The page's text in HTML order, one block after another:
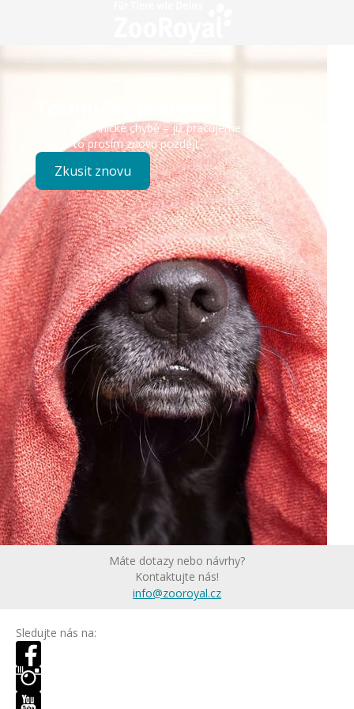
Došlo k technické chybě – již pracujeme na opravě.
Zkuste to prosím znovu později.
Zkusit znovu
Máte dotazy nebo návrhy?
Kontaktujte nás!
info@zooroyal.cz
Sledujte nás na: